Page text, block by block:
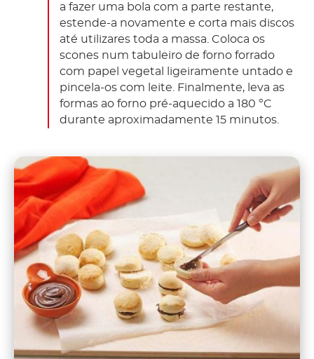
a fazer uma bola com a parte restante,
estende-a novamente e corta mais discos
até utilizares toda a massa. Coloca os
scones num tabuleiro de forno forrado
com papel vegetal ligeiramente untado e
pincela-os com leite. Finalmente, leva as
formas ao forno pré-aquecido a 180 ºC
durante aproximadamente 15 minutos.